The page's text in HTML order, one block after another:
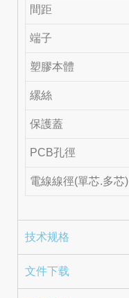
間距
端子
塑膠本體
縲絲
保護蓋
PCB孔徑
電線線徑(單芯.多芯)
技术规格
文件下载